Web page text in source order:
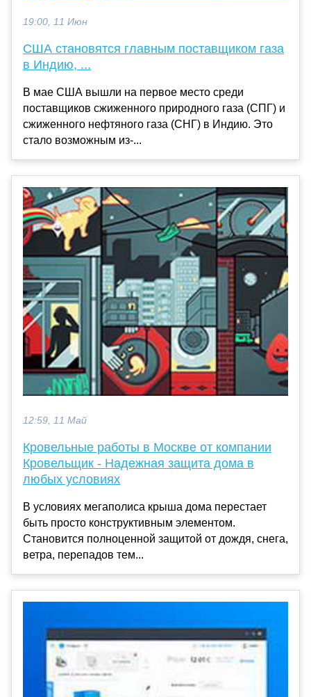
19:00, 11 Июн
США становятся главным поставщиком газа
в Индию, ...
В мае США вышли на первое место среди
поставщиков сжиженного природного газа (СПГ) и
сжиженного нефтяного газа (СНГ) в Индию. Это
стало возможным из-...
12:59, 11 Май
Кровельные работы в Москве от компании
Кровельщик - Надежная защита дома в
любых условиях
В условиях мегаполиса крыша дома перестает
быть просто конструктивным элементом.
Становится полноценной защитой от дождя, снега,
ветра, перепадов тем...